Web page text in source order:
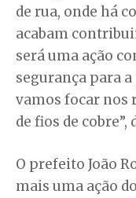
de rua, onde há
acabam
será uma ação
segurança para
vamos focar nos
de fios de cobre”,
O prefeito João
mais uma ação